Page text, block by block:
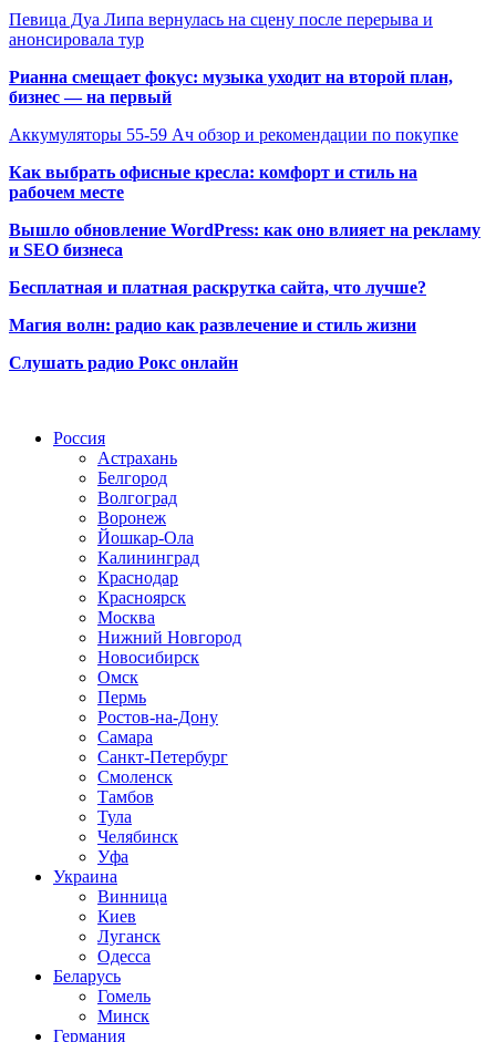
Певица Дуа Липа вернулась на сцену после перерыва и
анонсировала тур
Рианна смещает фокус: музыка уходит на второй план,
бизнес — на первый
Аккумуляторы 55-59 Ач обзор и рекомендации по покупке
Как выбрать офисные кресла: комфорт и стиль на
рабочем месте
Вышло обновление WordPress: как оно влияет на рекламу
и SEO бизнеса
Бесплатная и платная раскрутка сайта, что лучше?
Магия волн: радио как развлечение и стиль жизни
Слушать радио Рокс онлайн
Россия
Астрахань
Белгород
Волгоград
Воронеж
Йошкар-Ола
Калининград
Краснодар
Красноярск
Москва
Нижний Новгород
Новосибирск
Омск
Пермь
Ростов-на-Дону
Самара
Санкт-Петербург
Смоленск
Тамбов
Тула
Челябинск
Уфа
Украина
Винница
Киев
Луганск
Одесса
Беларусь
Гомель
Минск
Германия